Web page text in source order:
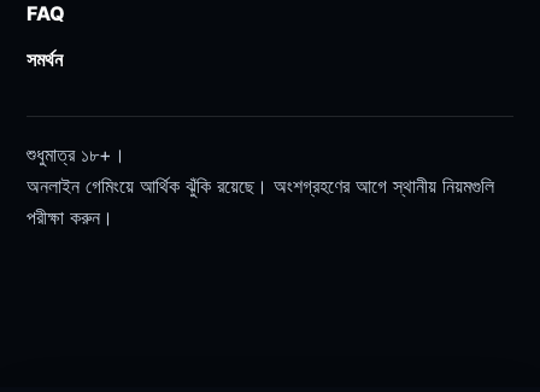
FAQ
সমর্থন
শুধুমাত্র ১৮+।
অনলাইন গেমিংয়ে আর্থিক ঝুঁকি রয়েছে। অংশগ্রহণের আগে স্থানীয় নিয়মগুলি
পরীক্ষা করুন।